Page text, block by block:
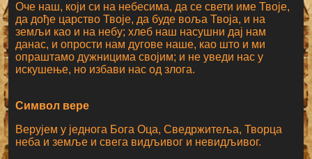
Оче наш, који си на небесима, да се свети име Твоје,
да дође царство Твоје, да буде воља Твоја, и на
земљи као и на небу; хлеб наш насушни дај нам
данас, и опрости нам дугове наше, као што и ми
опраштамо дужницима својим; и не уведи нас у
искушење, но избави нас од злога.
Символ вере
Верујем у једнога Бога Оца, Сведржитеља, Творца
неба и земље и свега видљивог и невидљивог.